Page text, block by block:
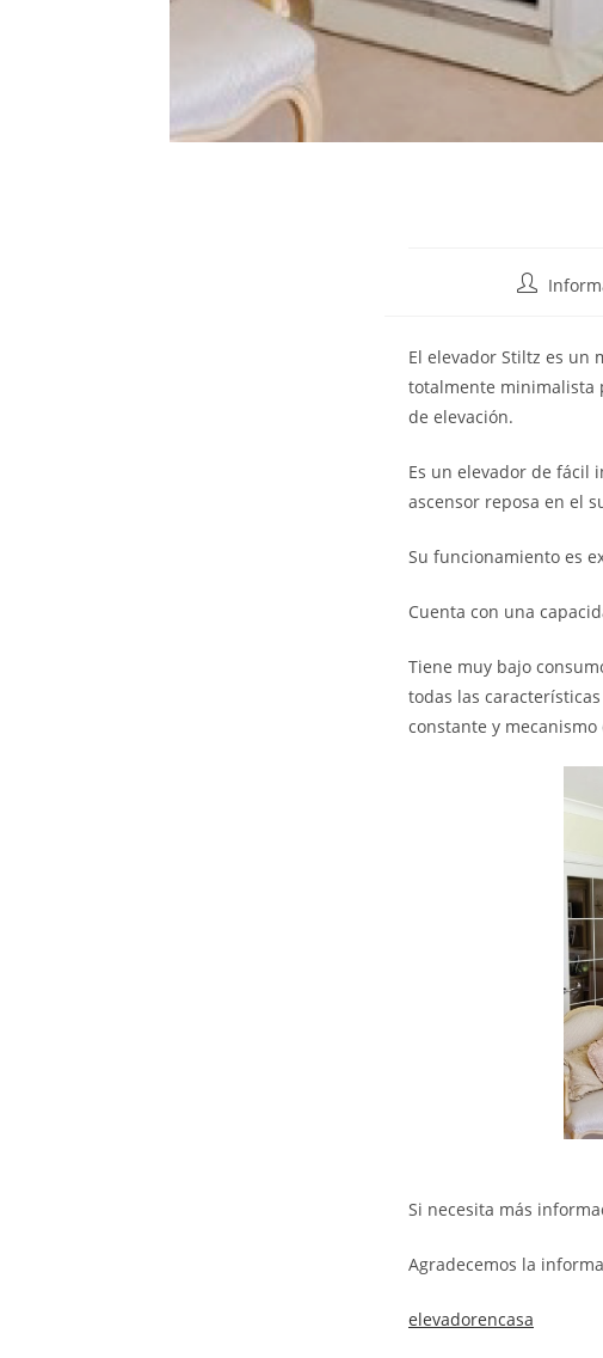
El elevador Stiltz es un
totalmente minimalista
de elevación.
Es un elevador de fácil
ascensor reposa en el
Su funcionamiento es
Cuenta con una
Tiene muy bajo
todas las
constante y
Si necesita más
Agradecemos la
elevadorencasa